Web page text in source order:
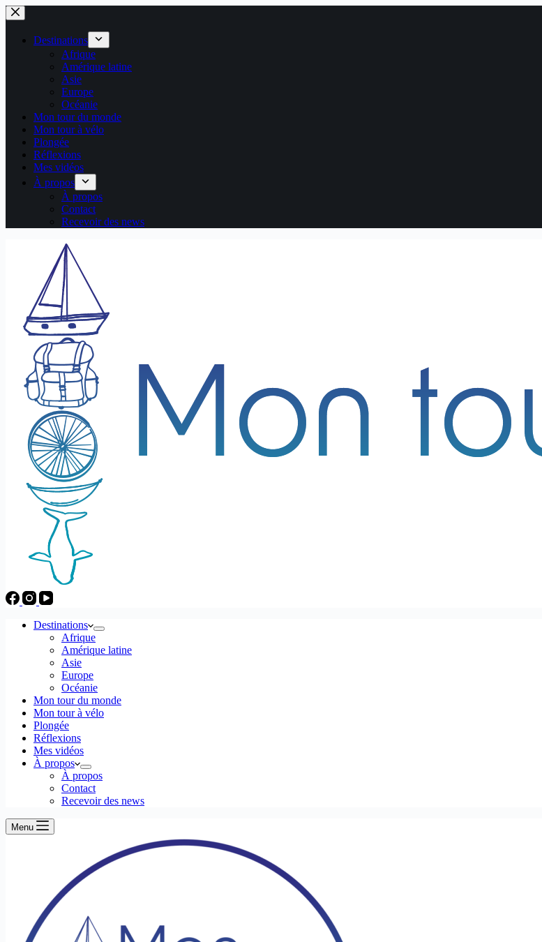
Passer
au
contenuDestinations
Afrique
Amérique latine
Asie
Europe
Océanie
Mon tour du monde
Mon tour à vélo
Plongée
Réflexions
Mes vidéos
À propos
À propos
Contact
Recevoir des news
Destinations
Afrique
Amérique latine
Asie
Europe
Océanie
Mon tour du monde
Mon tour à vélo
Plongée
Réflexions
Mes vidéos
À propos
À propos
Contact
Recevoir des news
Menu